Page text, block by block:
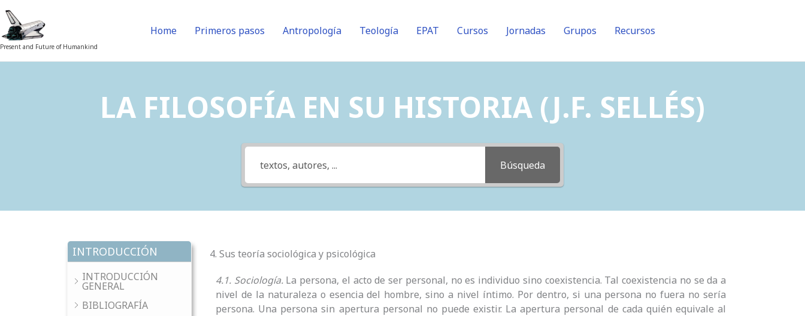
Skip
to
content
Present and Future of Humankind
Home Primeros pasos Antropología Teología EPAT Cursos Jornadas Grupos Recursos
LA FILOSOFÍA EN SU HISTORIA (J.F. SELLÉS)
Búsqueda
INTRODUCCIÓN
INTRODUCCIÓN
GENERAL
BIBLIOGRAFÍA
4. Sus teoría sociológica y psicológica
4.1. Sociología.La persona, el acto de ser personal, no es individuo sino coexistencia. Tal coexistencia no se da a
nivel de la naturaleza o esencia del hombre, sino a nivel íntimo. Por dentro, si una persona no fuera no sería
persona. Una persona sin apertura personal no puede existir. La apertura personal de cada quién equivale al